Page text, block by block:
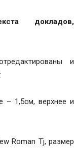
докладов,
и
– 1,5см, верхнее и
Roman Tj, размер